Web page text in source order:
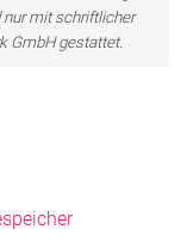
nur mit schriftlicher
GmbH gestattet.